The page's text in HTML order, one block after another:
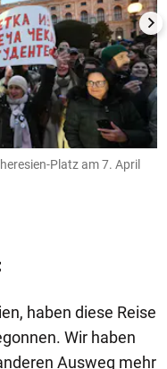
Platz am 7. April
haben diese Reise
Wir haben
Ausweg mehr